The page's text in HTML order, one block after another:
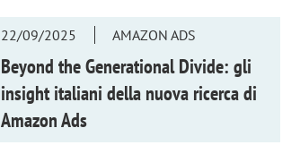
22/09/2025 AMAZON ADS
Beyond the Generational Divide: gli
insight italiani della nuova ricerca di
Amazon Ads